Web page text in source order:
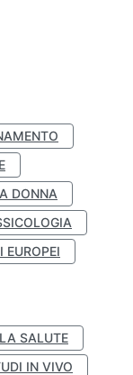
DONNA
EUROPEI
SALUTE
IN VIVO